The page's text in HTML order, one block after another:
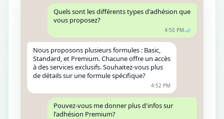
Quels sont les différents types d'adhésion que
vous proposez?
4:50 PM
Nous proposons plusieurs formules : Basic,
Standard, et Premium. Chacune offre un accès
à des services exclusifs. Souhaitez-vous plus
de détails sur une formule spécifique?
4:52 PM
Pouvez-vous me donner plus d'infos sur
l'adhésion Premium?